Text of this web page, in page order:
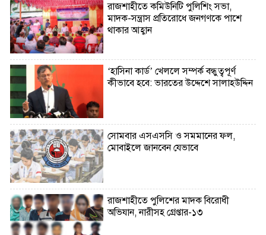
রাজশাহীতে কমিউনিটি পুলিশিং সভা,
মাদক-সন্ত্রাস প্রতিরোধে জনগণকে পাশে
থাকার আহ্বান
‘হাসিনা কার্ড’ খেললে সম্পর্ক বন্ধুত্বপূর্ণ
কীভাবে হবে: ভারতের উদ্দেশে সালাহউদ্দিন
সোমবার এসএসসি ও সমমানের ফল,
মোবাইলে জানবেন যেভাবে
রাজশাহীতে পুলিশের মাদক বিরোধী
অভিযান, নারীসহ গ্রেপ্তার-১৩